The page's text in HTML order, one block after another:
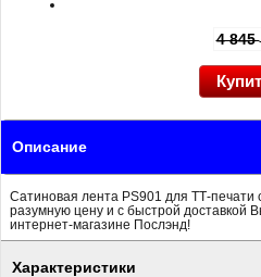
4 845
Описание
Сатиновая лента PS901 для ТТ-печати
разумную цену и с быстрой доставкой
интернет-магазине Послэнд!
Характеристики